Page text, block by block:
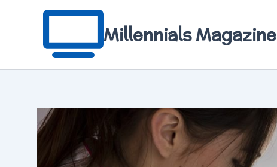
Millennials Magazine